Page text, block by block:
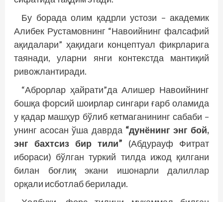
Бу борада олим қадрли устози – академик
Алибек Рустамовнинг “Навоийнинг фалсафий
ақидалари” ҳақидаги концептуал фикрларига
таянади, уларни янги контекстда мантиқий
ривожлантиради.
“Аброрлар ҳайрати”да Алишер Навоийнинг
бошқа форсий шоирлар сингари ғарб оламида
у қадар машҳур бўлиб кетмаганининг сабаби –
унинг асосан ўша даврда “дунёнинг энг бой,
энг бахтсиз бир тили” (Абдурауф Фитрат
ибораси) бўлган туркий тилда ижод қилгани
билан боғлиқ экани ишонарли далиллар
орқали исботлаб берилади.